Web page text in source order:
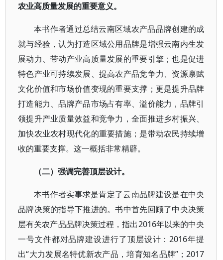
农业高质量发展的重要意义。
本书作者通过总结云南区域农产品品牌创建的成
就与经验，认为打造区域公用品牌是增强云南内生发
展动力、带动产业高质量发展的重要引擎；也是促进
特色产业可持续发展、提高农产品竞争力、资源禀赋
文化价值和市场价值变现的重要支撑；更是提升品牌
打造能力、品牌产品市场占有率、溢价能力，品牌引
领提升产业质量效益和竞争力，全面推进乡村振兴、
加快农业农村现代化的重要措施；是带动农民持续增
收的重要支撑。这一概括非常精辟。
（二）强调完善顶层设计。
本书作者实事求是肯定了云南品牌建设是在中央
品牌决策的指导下推进的。书中首先回顾了中央决策
层有关农产品品牌决策过程，指出2016年以来的中央
一号文件都对品牌建设进行了顶层设计：2016年提
出“大力发展名特优新农产品，培育知名品牌”；2017